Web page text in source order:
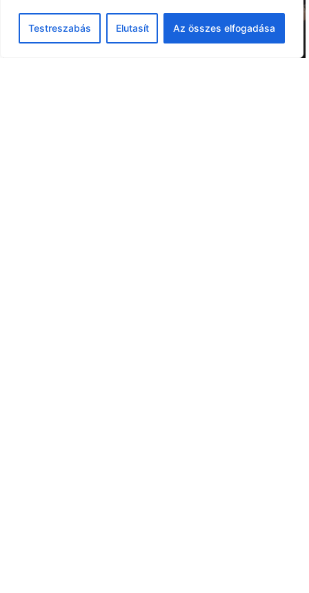
Testreszabás Elutasít Az összes elfogadása